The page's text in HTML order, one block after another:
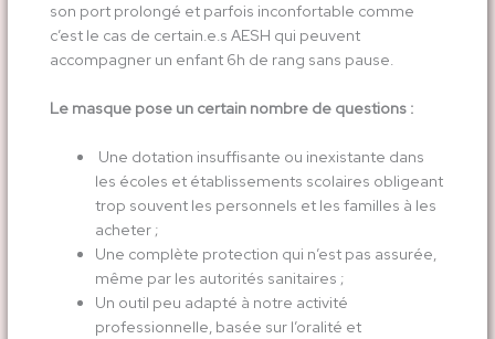
son port prolongé et parfois inconfortable comme
c’est le cas de certain.e.s AESH qui peuvent
accompagner un enfant 6h de rang sans pause.
Le masque pose un certain nombre de questions :
Une dotation insuffisante ou inexistante dans
les écoles et établissements scolaires obligeant
trop souvent les personnels et les familles à les
acheter ;
Une complète protection qui n’est pas assurée,
même par les autorités sanitaires ;
Un outil peu adapté à notre activité
professionnelle, basée sur l’oralité et